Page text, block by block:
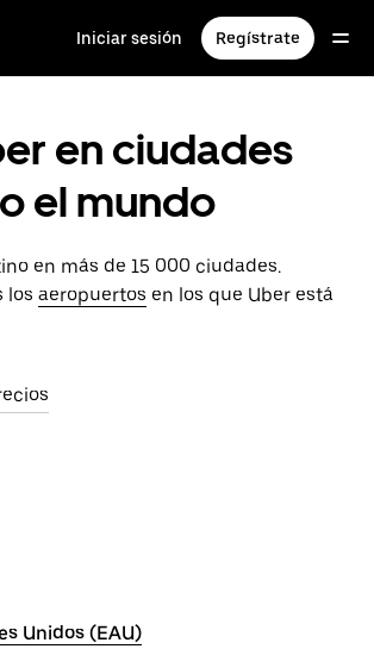
Iniciar sesión Regístrate
en ciudades
el mundo
en más de 15 000 ciudades.
los aeropuertos en los que Uber está
Unidos (EAU)